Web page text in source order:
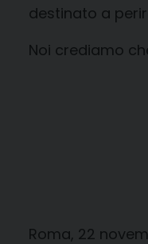
destinato a
Noi crediamo
Roma, 22